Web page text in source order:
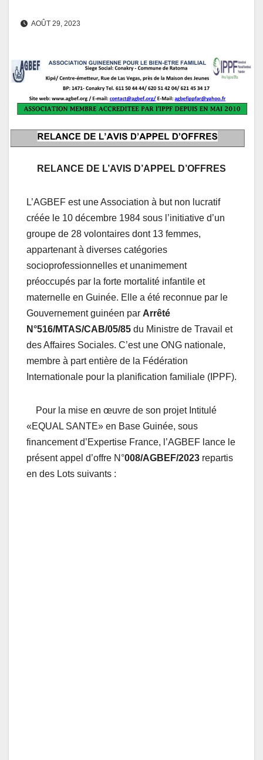
AOÛT 29, 2023
RELANCE DE L’AVIS D’APPEL D’OFFRES
L’AGBEF est une Association à but non lucratif
créée le 10 décembre 1984 sous l’initiative d’un
groupe de 28 volontaires dont 13 femmes,
appartenant à diverses catégories
socioprofessionnelles et unanimement
préoccupés par la forte mortalité infantile et
maternelle en Guinée. Elle a été reconnue par le
Gouvernement guinéen par Arrêté
N°516/MTAS/CAB/05/85 du Ministre de Travail et
des Affaires Sociales. C’est une ONG nationale,
membre à part entière de la Fédération
Internationale pour la planification familiale (IPPF).
Pour la mise en œuvre de son projet Intitulé
«EQUAL SANTE» en Base Guinée, sous
financement d’Expertise France, l’AGBEF lance le
présent appel d’offre N°008/AGBEF/2023 repartis
en des Lots suivants :